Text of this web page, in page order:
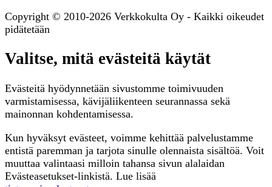
Copyright © 2010-2026 Verkkokulta Oy - Kaikki oikeudet
pidätetään
Valitse, mitä evästeitä käytät
Evästeitä hyödynnetään sivustomme toimivuuden
varmistamisessa, kävijäliikenteen seurannassa sekä
mainonnan kohdentamisessa.
Kun hyväksyt evästeet, voimme kehittää palvelustamme
entistä paremman ja tarjota sinulle olennaista sisältöä. Voit
muuttaa valintaasi milloin tahansa sivun alalaidan
Evästeasetukset-linkistä. Lue lisää